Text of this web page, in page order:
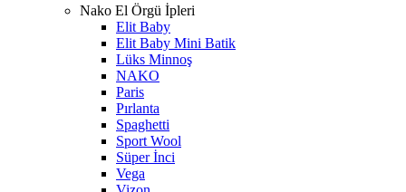
Nako El Örgü İpleri
Elit Baby
Elit Baby Mini Batik
Lüks Minnoş
NAKO
Paris
Pırlanta
Spaghetti
Sport Wool
Süper İnci
Vega